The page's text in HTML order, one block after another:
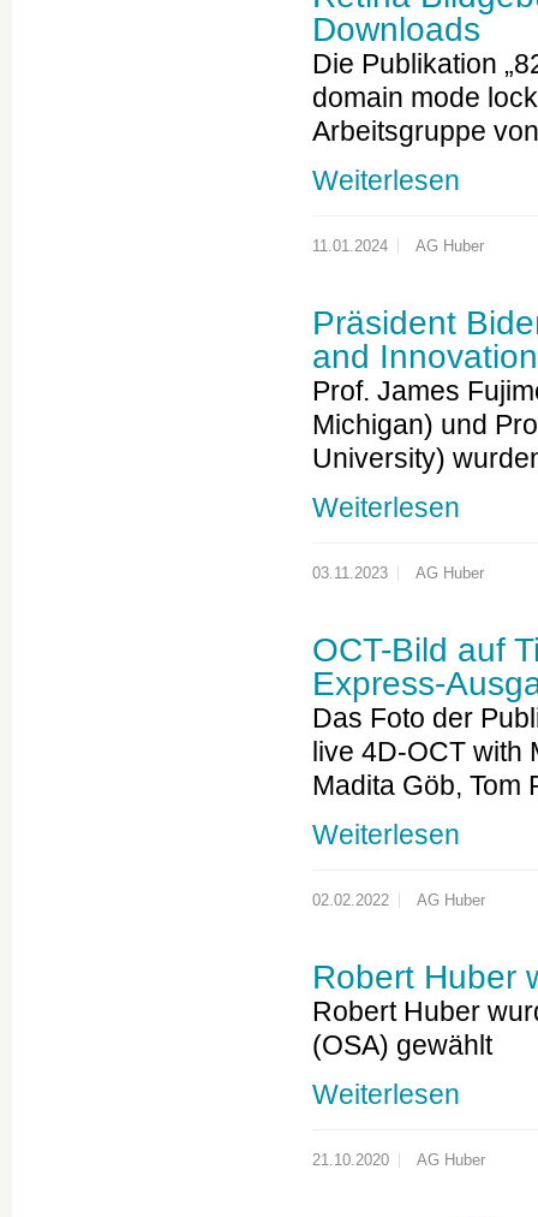
Downloads
Die Publikation
domain mode
Arbeitsgruppe
Weiterlesen
11.01.2024 AG Huber
Präsident
and
Prof. James
Michigan) und
University)
Weiterlesen
03.11.2023 AG Huber
OCT-Bild auf
Express-
Das Foto der
live 4D-OCT with
Madita Göb, Tom
Weiterlesen
02.02.2022 AG Huber
Robert Huber
Robert Huber
(OSA) gewählt
Weiterlesen
21.10.2020 AG Huber